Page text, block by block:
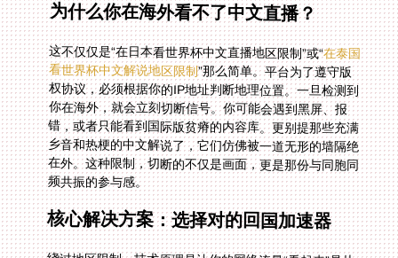
为什么你在海外看不了中文直播？
这不仅仅是“在日本看世界杯中文直播地区限制”或“在泰国
看世界杯中文解说地区限制”那么简单。平台为了遵守版
权协议，必须根据你的IP地址判断地理位置。一旦检测到
你在海外，就会立刻切断信号。你可能会遇到黑屏、报
错，或者只能看到国际版贫瘠的内容库。更别提那些充满
乡音和热梗的中文解说了，它们仿佛被一道无形的墙隔绝
在外。这种限制，切断的不仅是画面，更是那份与同胞同
频共振的参与感。
核心解决方案：选择对的回国加速器